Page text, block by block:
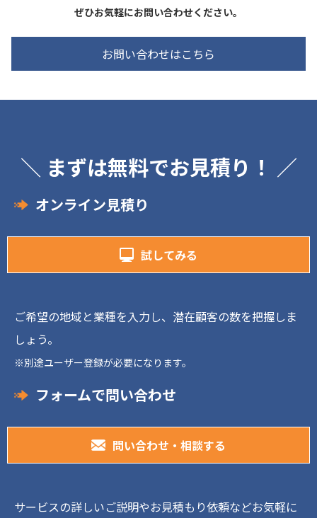
ぜひお気軽にお問い合わせください。
お問い合わせはこちら
＼ まずは無料でお見積り！ ／
オンライン見積り
試してみる
ご希望の地域と業種を入力し、潜在顧客の数を把握しま
しょう。
※別途ユーザー登録が必要になります。
フォームで問い合わせ
問い合わせ・相談する
サービスの詳しいご説明やお見積もり依頼などお気軽に